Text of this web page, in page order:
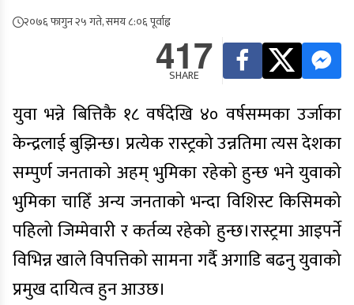
२०७६ फागुन २५ गते, समय ८:०६ पूर्वाह्न
417
SHARE
युवा भन्ने बित्तिकै १८ वर्षदेखि ४० वर्षसम्मका उर्जाका
केन्द्रलाई बुझिन्छ। प्रत्येक रास्ट्रको उन्नतिमा त्यस देशका
सम्पुर्ण जनताको अहम् भुमिका रहेको हुन्छ भने युवाको
भुमिका चाहिँ अन्य जनताको भन्दा विशिस्ट किसिमको
पहिलो जिम्मेवारी र कर्तव्य रहेको हुन्छ।रास्ट्रमा आइपर्ने
विभिन्न खाले विपत्तिको सामना गर्दै अगाडि बढनु युवाको
प्रमुख दायित्व हुन आउछ।